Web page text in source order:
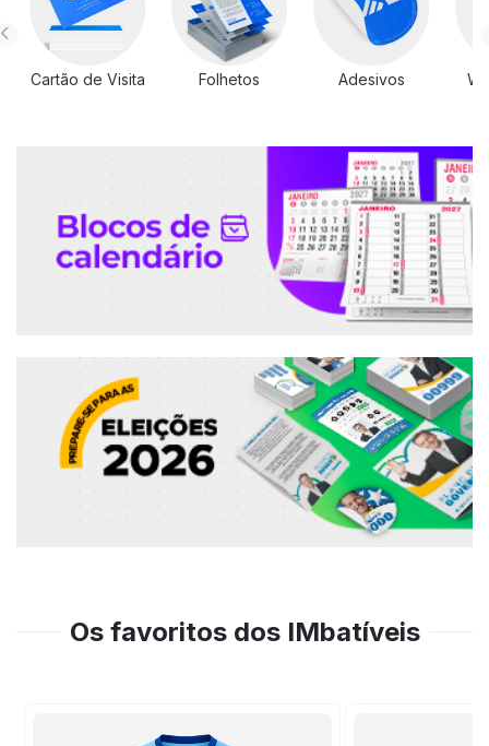
Cartão de Visita Folhetos Adesivos
Os favoritos dos IMbatíveis